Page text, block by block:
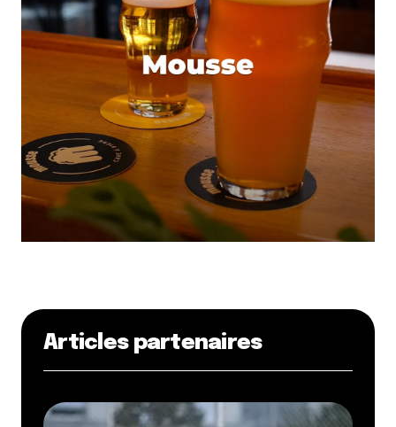
Articles partenaires